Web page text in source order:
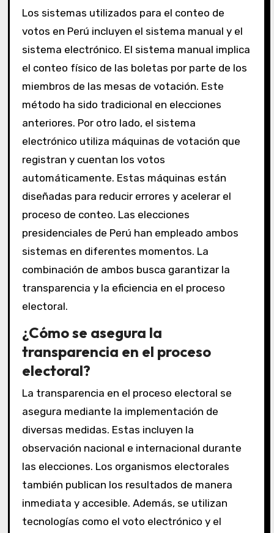
Los sistemas utilizados para el conteo de
votos en Perú incluyen el sistema manual y el
sistema electrónico. El sistema manual implica
el conteo físico de las boletas por parte de los
miembros de las mesas de votación. Este
método ha sido tradicional en elecciones
anteriores. Por otro lado, el sistema
electrónico utiliza máquinas de votación que
registran y cuentan los votos
automáticamente. Estas máquinas están
diseñadas para reducir errores y acelerar el
proceso de conteo. Las elecciones
presidenciales de Perú han empleado ambos
sistemas en diferentes momentos. La
combinación de ambos busca garantizar la
transparencia y la eficiencia en el proceso
electoral.
¿Cómo se asegura la
transparencia en el proceso
electoral?
La transparencia en el proceso electoral se
asegura mediante la implementación de
diversas medidas. Estas incluyen la
observación nacional e internacional durante
las elecciones. Los organismos electorales
también publican los resultados de manera
inmediata y accesible. Además, se utilizan
tecnologías como el voto electrónico y el